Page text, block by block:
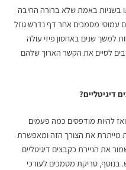
בשניות באמת שלא ברורה החיבה
עמוסי מסמכים אחר דף נדרש גוזל
למשך שנים באחסון פיזי עולה
לסיים את הקשר הארוך שלהם
דיגיטליים?
להיות מודפסים כמה פעמים
מייתרת את הצורך הזה ומאפשרת
את הניירת כקבצים דיגיטליים
בנוסף, סריקת מסמכים לעורכי